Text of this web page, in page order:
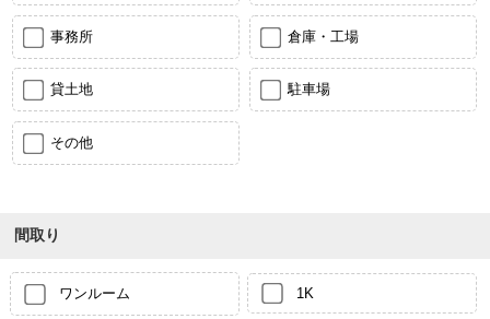
事務所 倉庫・工場
貸土地 駐車場
その他
間取り
ワンルーム 1K